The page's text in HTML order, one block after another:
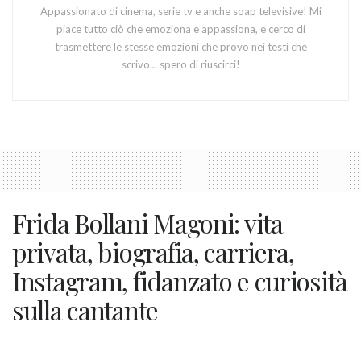
Appassionato di cinema, serie tv e anche soap televisive! Mi
piace tutto ciò che emoziona e appassiona, e cerco di
trasmettere le stesse emozioni che provo nei testi che
scrivo... spero di riuscirci!
Frida Bollani Magoni: vita
privata, biografia, carriera,
Instagram, fidanzato e curiosità
sulla cantante